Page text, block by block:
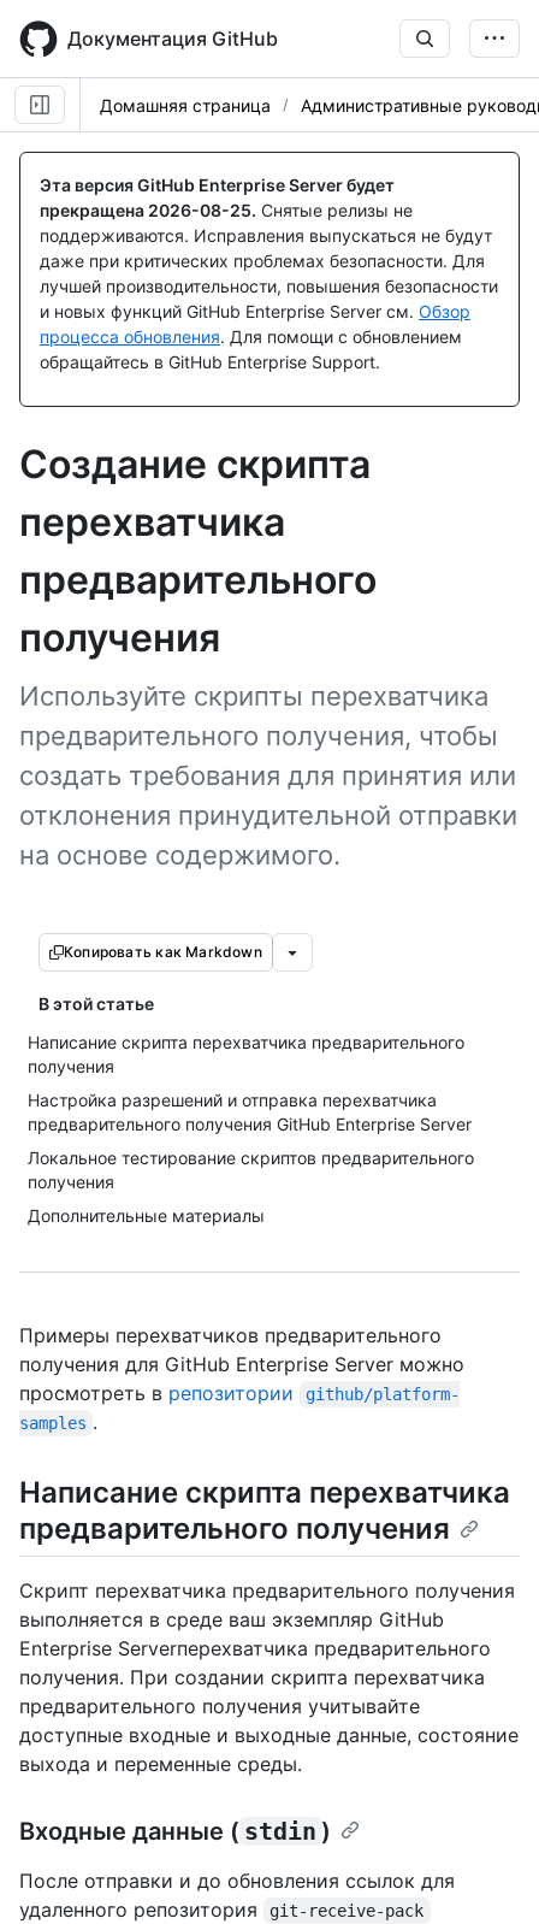
main
content
Документация GitHub
Домашняя страница Административные
Эта версия GitHub Enterprise Server будет
прекращена 2026-08-25. Снятые релизы не
поддерживаются. Исправления выпускаться не будут
даже при критических проблемах безопасности. Для
лучшей производительности, повышения безопасности
и новых функций GitHub Enterprise Server см. Обзор
процесса обновления. Для помощи с обновлением
обращайтесь в GitHub Enterprise Support.
Создание скрипта
перехватчика
предварительного
получения
Используйте скрипты перехватчика
предварительного получения, чтобы
создать требования для принятия или
отклонения принудительной отправки
на основе содержимого.
Копировать как Markdown
В этой статье
Написание скрипта перехватчика предварительного
получения
Настройка разрешений и отправка перехватчика
предварительного получения GitHub Enterprise Server
Локальное тестирование скриптов предварительного
получения
Дополнительные материалы
Примеры перехватчиков предварительного
получения для GitHub Enterprise Server можно
просмотреть в репозитории
github/platform-
samples .
Написание скрипта перехватчика
предварительного получения
Скрипт перехватчика предварительного получения
выполняется в среде ваш экземпляр GitHub
Enterprise Serverперехватчика предварительного
получения. При создании скрипта перехватчика
предварительного получения учитывайте
доступные входные и выходные данные, состояние
выхода и переменные среды.
Входные данные ( stdin )
После отправки и до обновления ссылок для
удаленного репозитория
git-receive-pack